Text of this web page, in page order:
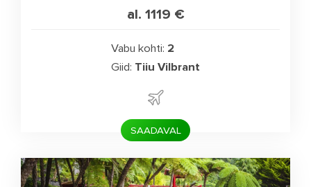
al. 1119 €
Vabu kohti: 2
Giid: Tiiu Vilbrant
SAADAVAL